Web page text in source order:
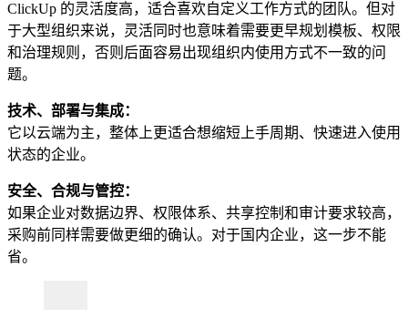
ClickUp 的灵活度高，适合喜欢自定义工作方式的团队。但对
于大型组织来说，灵活同时也意味着需要更早规划模板、权限
和治理规则，否则后面容易出现组织内使用方式不一致的问
题。
技术、部署与集成：
它以云端为主，整体上更适合想缩短上手周期、快速进入使用
状态的企业。
安全、合规与管控：
如果企业对数据边界、权限体系、共享控制和审计要求较高，
采购前同样需要做更细的确认。对于国内企业，这一步不能
省。